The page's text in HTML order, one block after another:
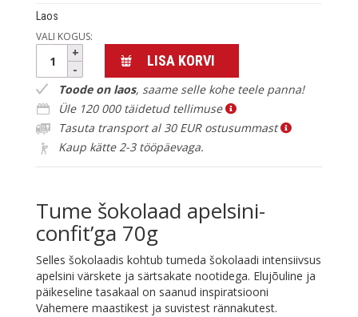
Laos
VALI KOGUS:
šokolaad
apelsini-
confit’ga
70g
kogus
LISA KORVI
Toode on laos, saame selle kohe teele panna!
Üle 120 000 täidetud tellimuse
Tasuta transport al 30 EUR ostusummast
Kaup kätte 2-3 tööpäevaga.
Tume šokolaad apelsini-
confit’ga 70g
Selles šokolaadis kohtub tumeda šokolaadi intensiivsus
apelsini värskete ja särtsakate nootidega. Elujõuline ja
päikeseline tasakaal on saanud inspiratsiooni
Vahemere maastikest ja suvistest rännakutest.